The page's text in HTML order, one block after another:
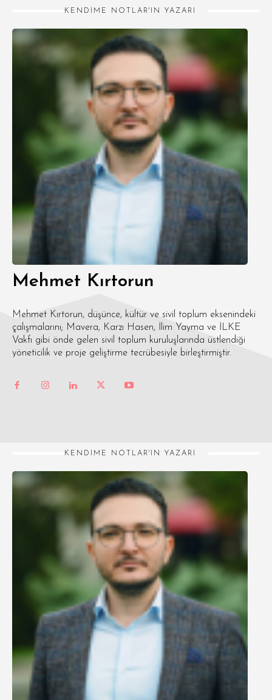
KENDIME NOTLAR'IN YAZARI
Mehmet Kırtorun
Mehmet Kırtorun, düşünce, kültür ve sivil toplum eksenindeki
çalışmalarını; Mavera, Karzı Hasen, İlim Yayma ve İLKE
Vakfı gibi önde gelen sivil toplum kuruluşlarında üstlendiği
yöneticilik ve proje geliştirme tecrübesiyle birleştirmiştir.
KENDIME NOTLAR'IN YAZARI